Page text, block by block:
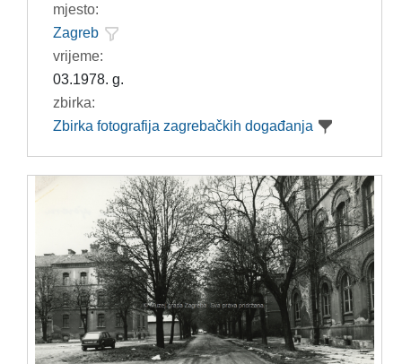
mjesto:
Zagreb
vrijeme:
03.1978. g.
zbirka:
Zbirka fotografija zagrebačkih događanja